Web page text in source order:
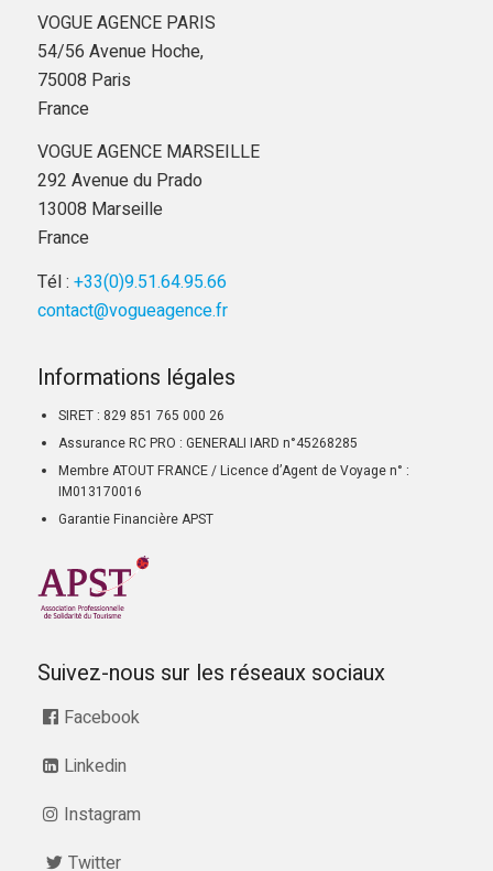
VOGUE AGENCE PARIS
54/56 Avenue Hoche,
75008 Paris
France
VOGUE AGENCE MARSEILLE
292 Avenue du Prado
13008 Marseille
France
Tél : +33(0)9.51.64.95.66
contact@vogueagence.fr
Informations légales
SIRET : 829 851 765 000 26
Assurance RC PRO : GENERALI IARD n°45268285
Membre ATOUT FRANCE / Licence d’Agent de Voyage n° :
IM013170016
Garantie Financière APST
Suivez-nous sur les réseaux sociaux
Facebook
Linkedin
Instagram
Twitter